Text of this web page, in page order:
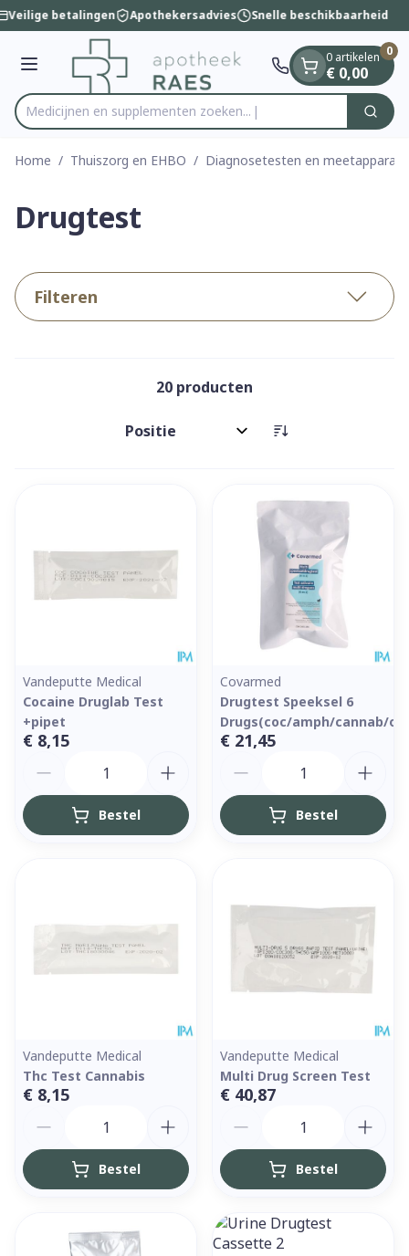
Ga naar de inhoud
1 van 1
Veilige betalingen Apothekersadvies Snelle beschikbaarheid
Menu
Product, merk, categorie...
Medicijnen en supplementen zoeken... Zoek
0 artikelen
€ 0,00
0
Home / Thuiszorg en EHBO / Diagnosetesten en
Drugtest
Filteren
20 producten
Sorteer op:
Vandeputte Medical
Cocaine Druglab Test
+pipet
€ 8,15
Bestel
Covarmed
Drugtest Speeksel 6
Drugs(coc/amph/cannab/
€ 21,45
Bestel
Vandeputte Medical
Thc Test Cannabis
€ 8,15
Bestel
Vandeputte Medical
Multi Drug Screen Test
€ 40,87
Bestel